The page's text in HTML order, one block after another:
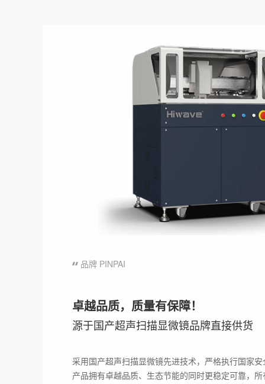
品牌 PINPAI
卓越品质，质量有保障！
源于国产超声扫描显微镜品牌直接供货
采用国产超声扫描显微镜先进技术，严格执行国家
产品拥有卓越品质、生态节能的同时更稳定可靠，